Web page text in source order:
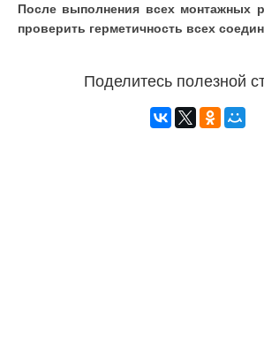
После выполнения всех монтажных
проверить герметичность всех
Поделитесь полезной